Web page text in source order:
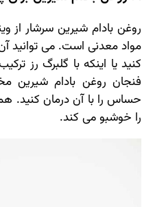
روغن بادام شیرین سرشار از
مواد معدنی است. می توانید
فنجان روغن بادام
حساس را با آن درمان کنید.
را خوشبو می کند.